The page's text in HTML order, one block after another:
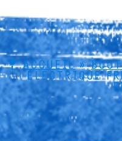
ACCUEIL»
ÉLECTRIQUE